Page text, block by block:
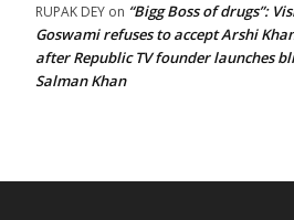
RUPAK DEY on “Bigg Boss of drugs”:
Goswami refuses to accept Arshi
after Republic TV founder launches
Salman Khan